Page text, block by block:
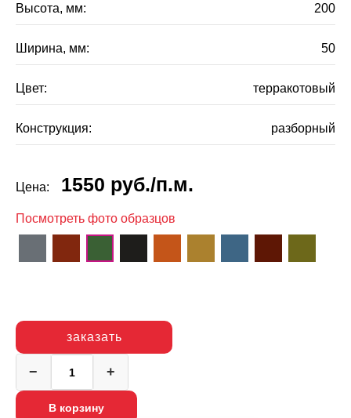
Высота, мм: 200
Ширина, мм: 50
Цвет: терракотовый
Конструкция: разборный
Цена: 1550 руб./п.м.
Посмотреть фото образцов
заказать
−
Количество
товара
Бордюр
+
В корзину